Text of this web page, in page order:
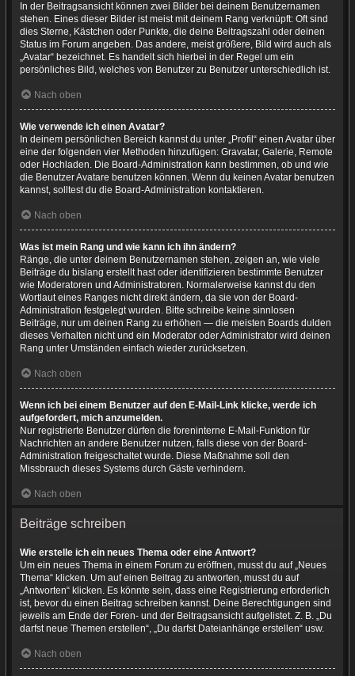
In der Beitragsansicht können zwei Bilder bei deinem Benutzernamen
stehen. Eines dieser Bilder ist meist mit deinem Rang verknüpft: Oft sind
dies Sterne, Kästchen oder Punkte, die deine Beitragszahl oder deinen
Status im Forum angeben. Das andere, meist größere, Bild wird auch als
„Avatar“ bezeichnet. Es handelt sich hierbei in der Regel um ein
persönliches Bild, welches von Benutzer zu Benutzer unterschiedlich ist.
Nach oben
Wie verwende ich einen Avatar?
In deinem persönlichen Bereich kannst du unter „Profil“ einen Avatar über
eine der folgenden vier Methoden hinzufügen: Gravatar, Galerie, Remote
oder Hochladen. Die Board-Administration kann bestimmen, ob und wie
die Benutzer Avatare benutzen können. Wenn du keinen Avatar benutzen
kannst, solltest du die Board-Administration kontaktieren.
Nach oben
Was ist mein Rang und wie kann ich ihn ändern?
Ränge, die unter deinem Benutzernamen stehen, zeigen an, wie viele
Beiträge du bislang erstellt hast oder identifizieren bestimmte Benutzer
wie Moderatoren und Administratoren. Normalerweise kannst du den
Wortlaut eines Ranges nicht direkt ändern, da sie von der Board-
Administration festgelegt wurden. Bitte schreibe keine sinnlosen
Beiträge, nur um deinen Rang zu erhöhen — die meisten Boards dulden
dieses Verhalten nicht und ein Moderator oder Administrator wird deinen
Rang unter Umständen einfach wieder zurücksetzen.
Nach oben
Wenn ich bei einem Benutzer auf den E-Mail-Link klicke, werde ich
aufgefordert, mich anzumelden.
Nur registrierte Benutzer dürfen die foreninterne E-Mail-Funktion für
Nachrichten an andere Benutzer nutzen, falls diese von der Board-
Administration freigeschaltet wurde. Diese Maßnahme soll den
Missbrauch dieses Systems durch Gäste verhindern.
Nach oben
Beiträge schreiben
Wie erstelle ich ein neues Thema oder eine Antwort?
Um ein neues Thema in einem Forum zu eröffnen, musst du auf „Neues
Thema“ klicken. Um auf einen Beitrag zu antworten, musst du auf
„Antworten“ klicken. Es könnte sein, dass eine Registrierung erforderlich
ist, bevor du einen Beitrag schreiben kannst. Deine Berechtigungen sind
jeweils am Ende der Foren- und der Beitragsansicht aufgelistet. Z. B. „Du
darfst neue Themen erstellen“, „Du darfst Dateianhänge erstellen“ usw.
Nach oben